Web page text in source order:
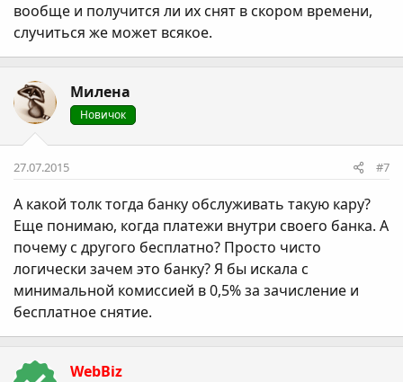
вообще и получится ли их снят в скором времени,
случиться же может всякое.
Милена
Новичок
27.07.2015 #7
А какой толк тогда банку обслуживать такую кару?
Еще понимаю, когда платежи внутри своего банка. А
почему с другого бесплатно? Просто чисто
логически зачем это банку? Я бы искала с
минимальной комиссией в 0,5% за зачисление и
бесплатное снятие.
WebBiz